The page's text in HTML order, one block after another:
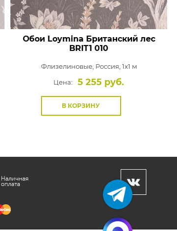
Обои Loymina Британский лес
BRIT1 010
Флизелиновые, Россия, 1x1 м
Цена:
5 255 руб.
В КОРЗИНУ